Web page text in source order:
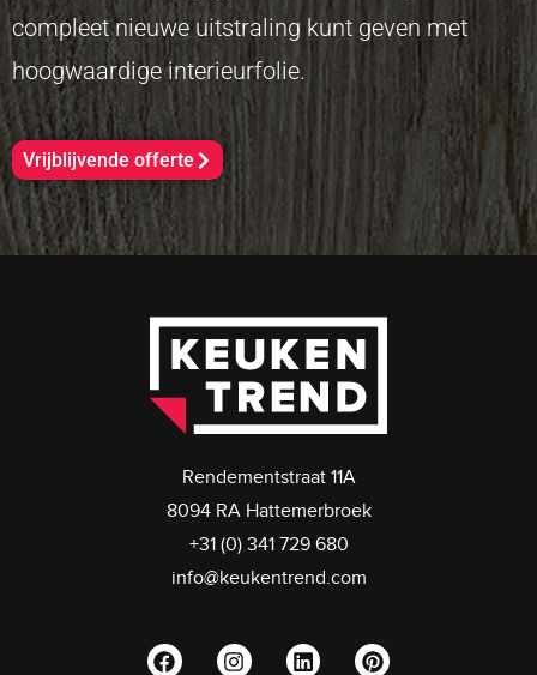
compleet nieuwe uitstraling kunt geven met
hoogwaardige interieurfolie.
Vrijblijvende offerte
Rendementstraat 11A
8094 RA Hattemerbroek
+31 (0) 341 729 680
info@keukentrend.com